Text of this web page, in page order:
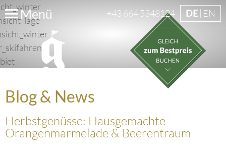
Menü +43 664 5348124 DE EN
Blog & News
Herbstgenüsse: Hausgemachte
Orangenmarmelade & Beerentraum